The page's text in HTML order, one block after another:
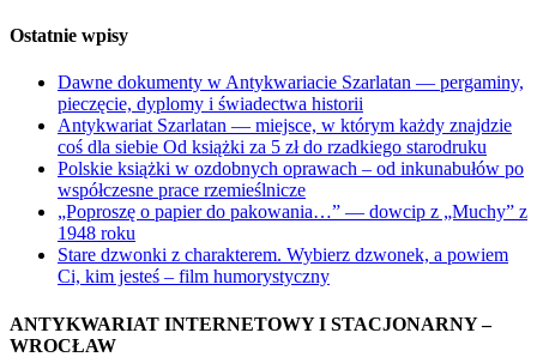
Ostatnie wpisy
Dawne dokumenty w Antykwariacie Szarlatan — pergaminy,
pieczęcie, dyplomy i świadectwa historii
Antykwariat Szarlatan — miejsce, w którym każdy znajdzie
coś dla siebie Od książki za 5 zł do rzadkiego starodruku
Polskie książki w ozdobnych oprawach – od inkunabułów po
współczesne prace rzemieślnicze
„Poproszę o papier do pakowania…” — dowcip z „Muchy” z
1948 roku
Stare dzwonki z charakterem. Wybierz dzwonek, a powiem
Ci, kim jesteś – film humorystyczny
ANTYKWARIAT INTERNETOWY I STACJONARNY –
WROCŁAW